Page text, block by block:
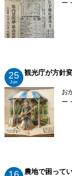
ー
25
Jun
観光庁が方針
お
ー
農地で困って